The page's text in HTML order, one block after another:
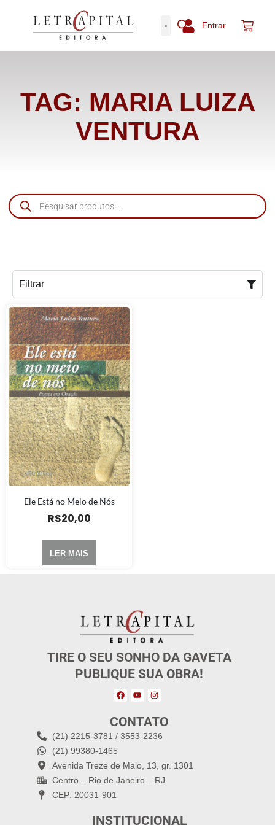
Entrar
TAG: MARIA LUIZA
VENTURA
Filtrar
Ele Está no Meio de Nós
R$20,00
LER MAIS
TIRE O SEU SONHO DA GAVETA
PUBLIQUE SUA OBRA!
CONTATO
(21) 2215-3781 / 3553-2236
(21) 99380-1465
Avenida Treze de Maio, 13, gr. 1301
Centro – Rio de Janeiro – RJ
CEP: 20031-901
INSTITUCIONAL